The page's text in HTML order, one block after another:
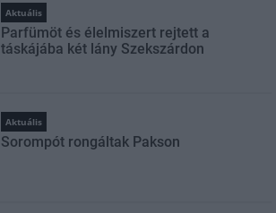
Aktuális
Parfümöt és élelmiszert rejtett a
táskájába két lány Szekszárdon
Aktuális
Sorompót rongáltak Pakson